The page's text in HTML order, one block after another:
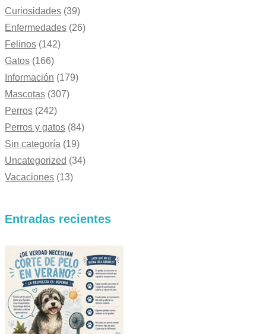
Curiosidades (39)
Enfermedades (26)
Felinos (142)
Gatos (166)
Información (179)
Mascotas (307)
Perros (242)
Perros y gatos (84)
Sin categoría (19)
Uncategorized (34)
Vacaciones (13)
Entradas recientes